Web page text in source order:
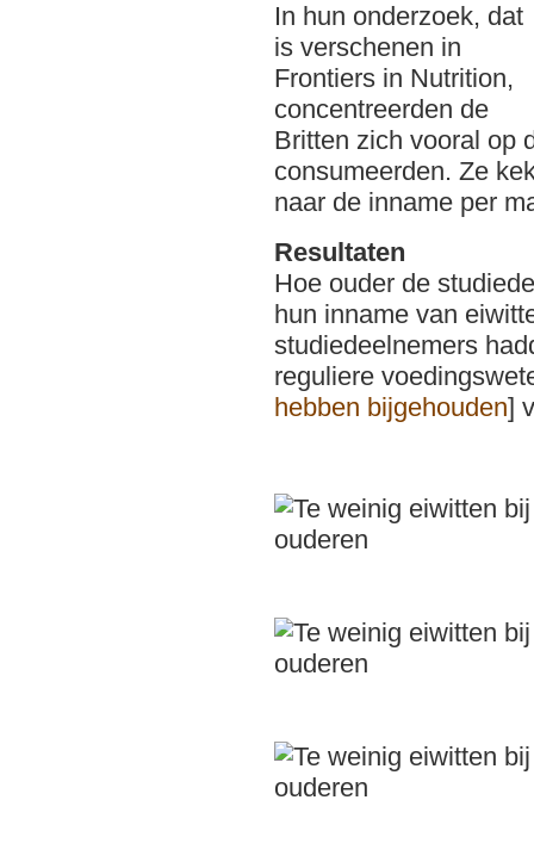
In hun onderzoek, dat
is verschenen in
Frontiers in Nutrition,
concentreerden de
Britten zich vooral op
consumeerden. Ze
naar de inname per
Resultaten
Hoe ouder de
hun inname van
studiedeelnemers
reguliere
hebben bijgehouden]